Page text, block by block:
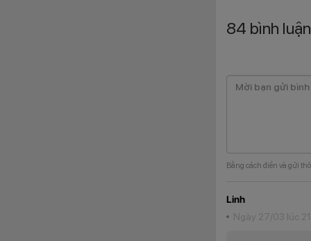
phỏng nút chụp
84 bình luận
Bằng cách điền và gửi
Linh
Ngày 27/03 lúc